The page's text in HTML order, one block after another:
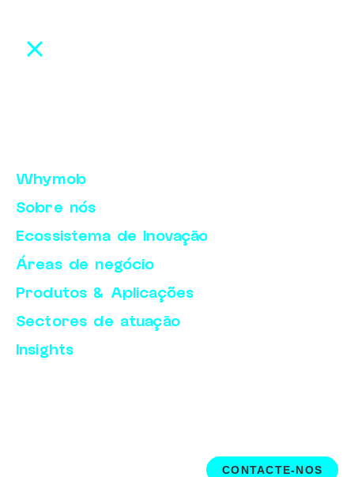
Whymob
Sobre nós
Ecossistema de Inovação
Áreas de negócio
Produtos & Aplicações
Sectores de atuação
Insights
CONTACTE-NOS